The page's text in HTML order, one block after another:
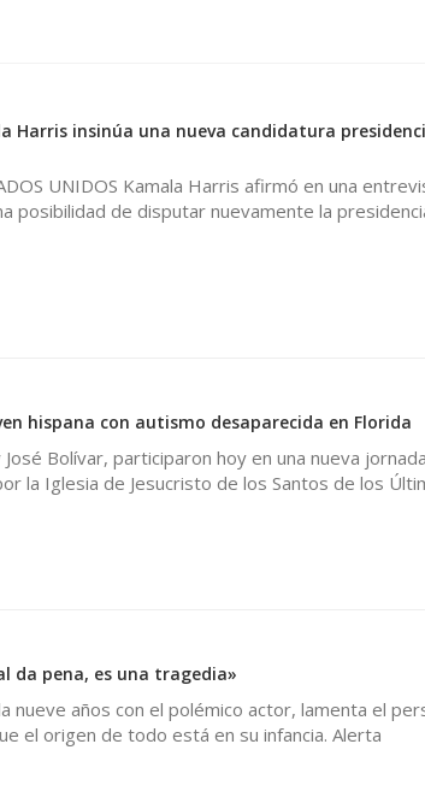
Harris insinúa una nueva candidatura
UNIDOS Kamala Harris afirmó en una
posibilidad de disputar nuevamente la
hispana con autismo desaparecida en Florida
Bolívar, participaron hoy en una nueva
la Iglesia de Jesucristo de los Santos de los
da pena, es una tragedia»
nueve años con el polémico actor, lamenta el
el origen de todo está en su infancia. Alerta